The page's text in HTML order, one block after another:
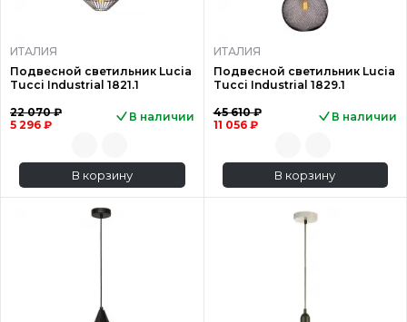
ИТАЛИЯ
Подвесной светильник Lucia
Tucci Industrial 1821.1
22 070 ₽
5 296 ₽
В наличии
В корзину
ИТАЛИЯ
Подвесной светильник Lucia
Tucci Industrial 1829.1
45 610 ₽
11 056 ₽
В наличии
В корзину